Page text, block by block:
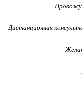
a
Провожу
Дистанционная